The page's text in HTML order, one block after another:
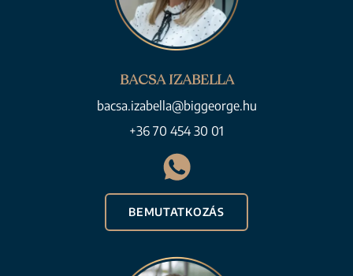
BACSA IZABELLA
bacsa.izabella@biggeorge.hu
+36 70 454 30 01
BEMUTATKOZÁS